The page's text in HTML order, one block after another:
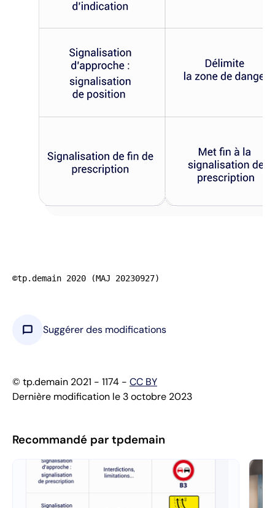
©tp.demain 2020 (MAJ 20230927)
chat_bubble Suggérer des modifications
© tp.demain 2021 - 1174 - CC BY
Dernière modification le 3 octobre 2023
Recommandé par tpdemain